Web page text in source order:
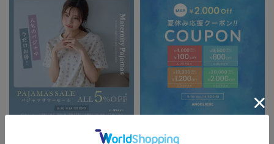
パジャマサマーセール全品5%OFF
OFF